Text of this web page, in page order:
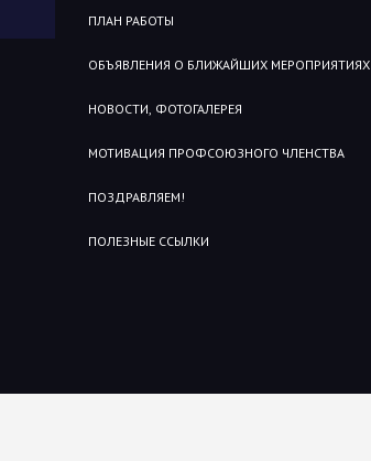
ПЛАН РАБОТЫ
ОБЪЯВЛЕНИЯ О БЛИЖАЙШИХ МЕРОПРИЯТИЯХ
НОВОСТИ, ФОТОГАЛЕРЕЯ
МОТИВАЦИЯ ПРОФСОЮЗНОГО ЧЛЕНСТВА
ПОЗДРАВЛЯЕМ!
ПОЛЕЗНЫЕ ССЫЛКИ